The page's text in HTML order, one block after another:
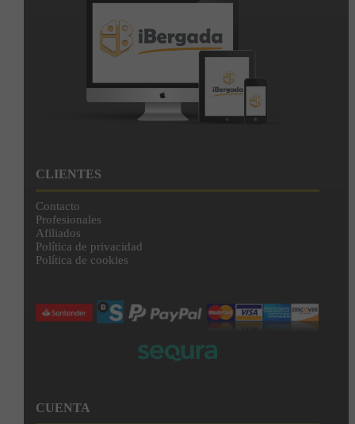
CLIENTES
Contacto
Profesionales
Afiliados
Política de privacidad
Política de cookies
CUENTA